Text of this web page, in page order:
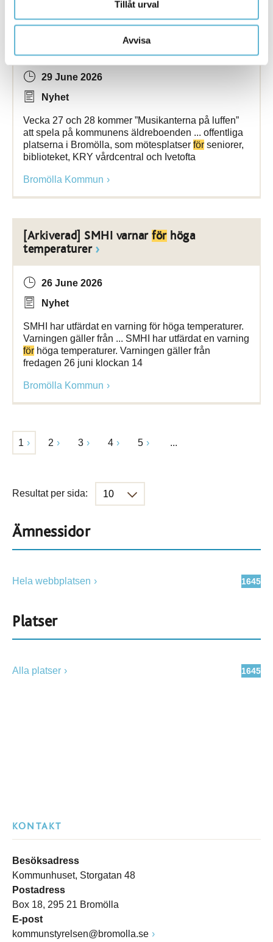
Tillåt urval
Avvisa
[Arkiverad] Musikaliskt feriearbete -
Musikanterna på luffen
29 June 2026
Nyhet
Vecka 27 och 28 kommer ”Musikanterna på luffen”
att spela på kommunens äldreboenden ... offentliga
platserna i Bromölla, som mötesplatser för seniorer,
biblioteket, KRY vårdcentral och Ivetofta
Bromölla Kommun
[Arkiverad] SMHI varnar förhöga
temperaturer
26 June 2026
Nyhet
SMHI har utfärdat en varning för höga temperaturer.
Varningen gäller från ... SMHI har utfärdat en varning
för höga temperaturer. Varningen gäller från
fredagen 26 juni klockan 14
Bromölla Kommun
1 2 3 4 5 ...
Resultat per sida:
Ämnessidor
1645
Hela webbplatsen
Platser
1645
Alla platser
KONTAKT
Besöksadress
Kommunhuset, Storgatan 48
Postadress
Box 18, 295 21 Bromölla
E-post
kommunstyrelsen@bromolla.se